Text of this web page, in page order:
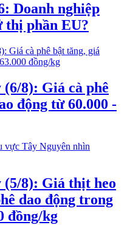
Doanh nghiệp
thị phần EU?
(6/8): Giá cà phê
động từ 60.000 -
(5/8): Giá thịt heo
dao động trong
đồng/kg